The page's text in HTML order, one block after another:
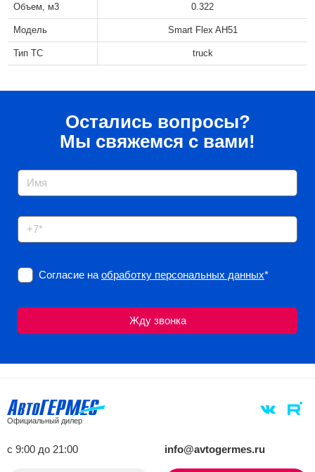
Объем, м3 0.322
Модель Smart Flex AH51
Тип ТС truck
Остались вопросы?
Мы свяжемся с вами!
Согласие на обработку персональных данных*
Официальный дилер
с 9:00 до 21:00 info@avtogermes.ru